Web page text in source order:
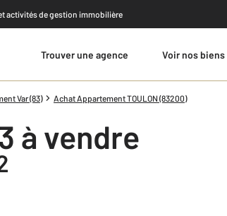
activités de gestion immobilière
Trouver une agence Voir nos
Var (83) Achat Appartement TOULON (83200)
à vendre